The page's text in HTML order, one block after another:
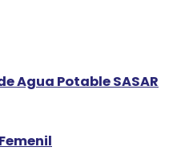
Agua Potable SASAR